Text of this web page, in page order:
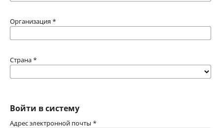
Организация *
Страна *
Войти в систему
Адрес электронной почты *